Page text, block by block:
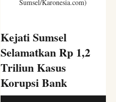
Sumsel/Karonesia.com)
Kejati Sumsel
Selamatkan Rp 1,2
Triliun Kasus
Korupsi Bank
‹ ›